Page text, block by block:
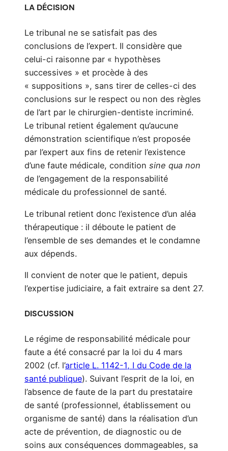
LA DÉCISION
Le tribunal ne se satisfait pas des
conclusions de l’expert. Il considère que
celui-ci raisonne par « hypothèses
successives » et procède à des
« suppositions », sans tirer de celles-ci des
conclusions sur le respect ou non des règles
de l’art par le chirurgien-dentiste incriminé.
Le tribunal retient également qu’aucune
démonstration scientifique n’est proposée
par l’expert aux fins de retenir l’existence
d’une faute médicale, condition sine qua non
de l’engagement de la responsabilité
médicale du professionnel de santé.
Le tribunal retient donc l’existence d’un aléa
thérapeutique : il déboute le patient de
l’ensemble de ses demandes et le condamne
aux dépends.
Il convient de noter que le patient, depuis
l’expertise judiciaire, a fait extraire sa dent 27.
DISCUSSION
Le régime de responsabilité médicale pour
faute a été consacré par la loi du 4 mars
2002 (cf. l’article L. 1142-1, I du Code de la
santé publique). Suivant l’esprit de la loi, en
l’absence de faute de la part du prestataire
de santé (professionnel, établissement ou
organisme de santé) dans la réalisation d’un
acte de prévention, de diagnostic ou de
soins aux conséquences dommageables, sa